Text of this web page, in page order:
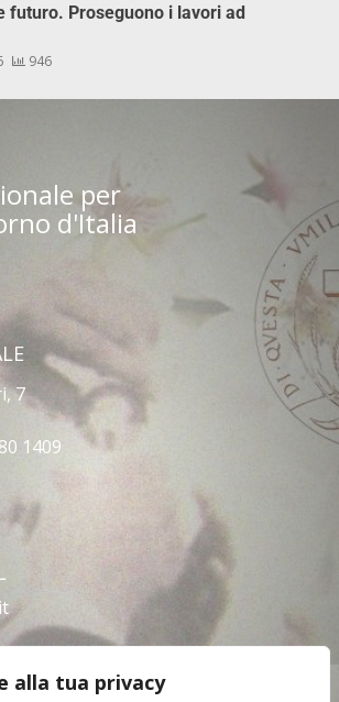
alla tua privacy
futuro. Proseguono i lavori ad
946
per
d'Italia
7
1409
trasparente Privacy Policy